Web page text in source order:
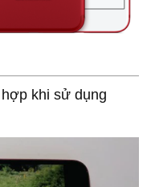
khi sử dụng